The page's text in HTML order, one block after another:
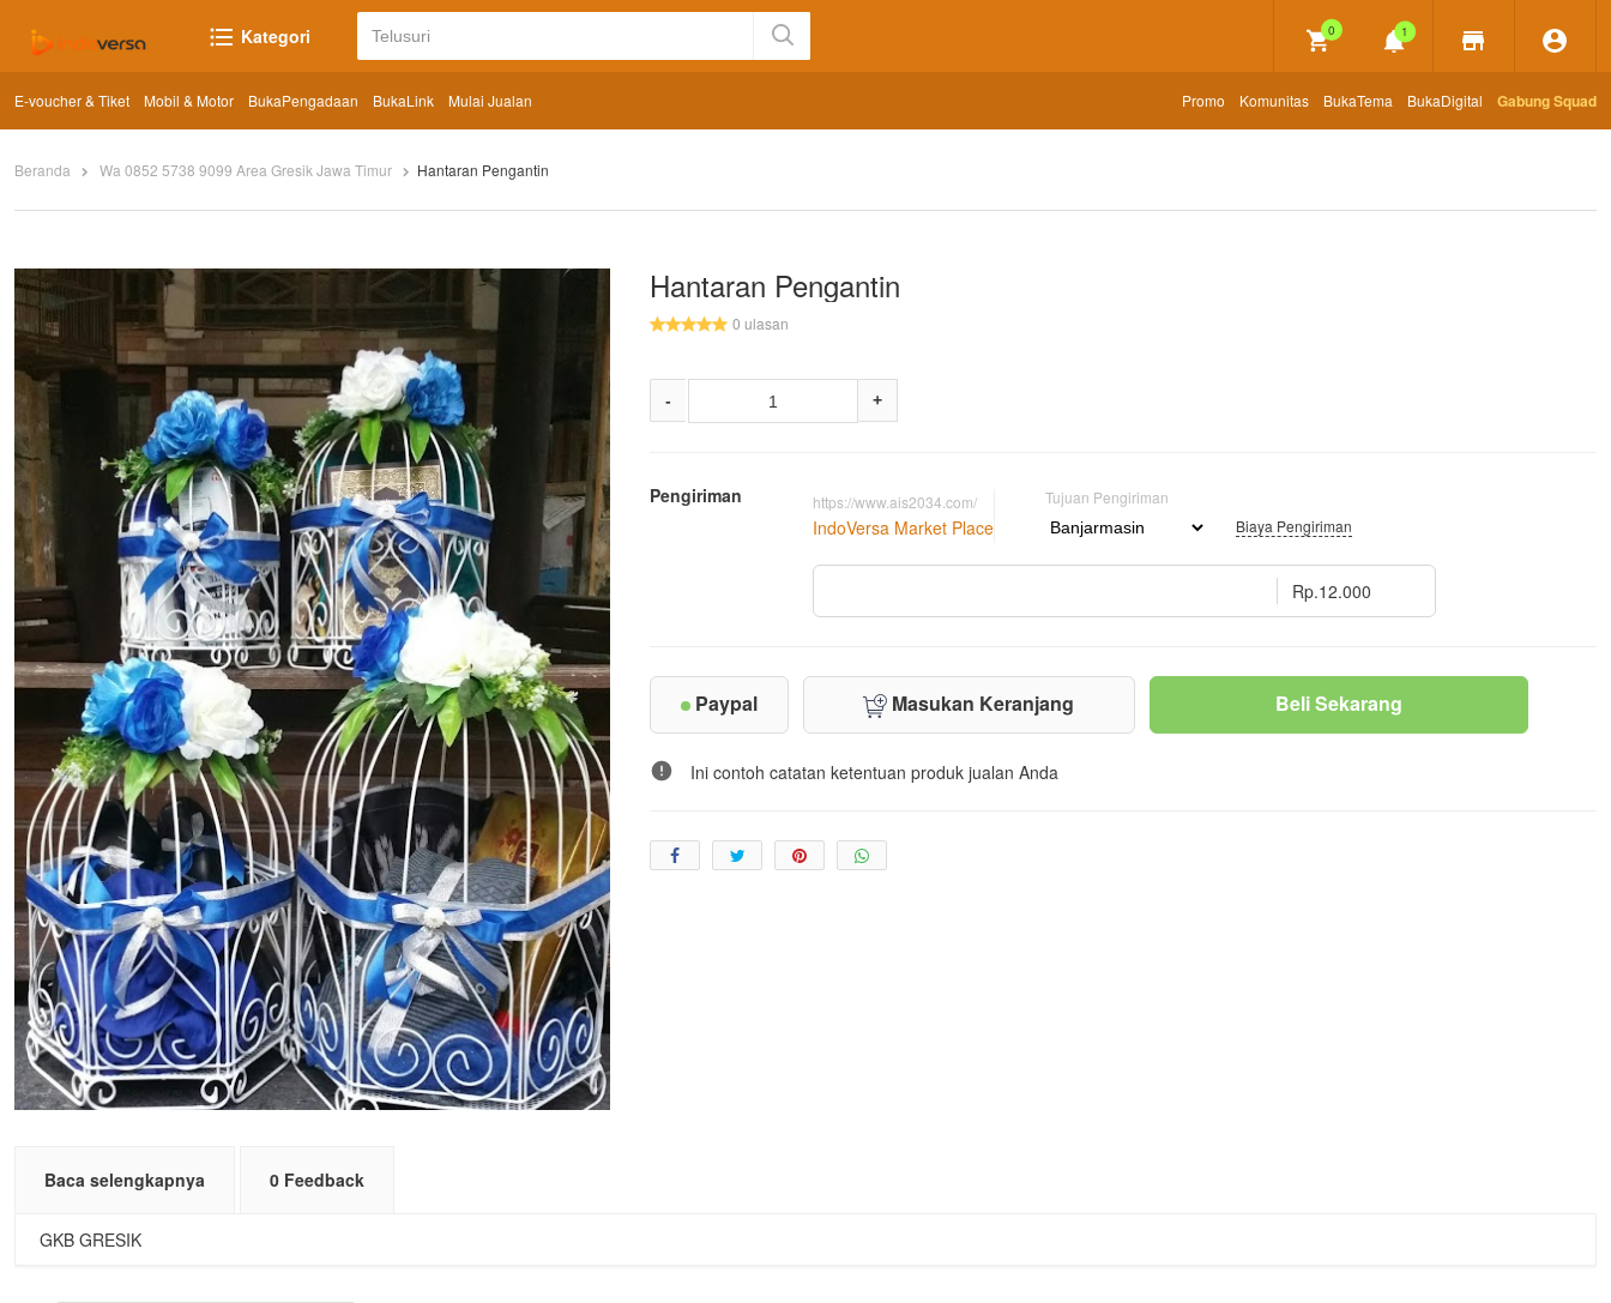
Kategori 0 1
E-voucher & Tiket Mobil & Motor BukaPengadaan BukaLink Mulai Jualan Promo Komunitas BukaTema BukaDigital Gabung Squad
Beranda Wa 0852 5738 9099 Area Gresik Jawa Timur Hantaran Pengantin
Hantaran Pengantin
0 ulasan
- +
Pengiriman https://www.ais2034.com/
IndoVersa Market Place
Tujuan Pengiriman
Biaya Pengiriman
Rp.12.000
Paypal Masukan Keranjang Beli Sekarang
Ini contoh catatan ketentuan produk jualan Anda
Baca selengkapnya 0 Feedback
GKB GRESIK